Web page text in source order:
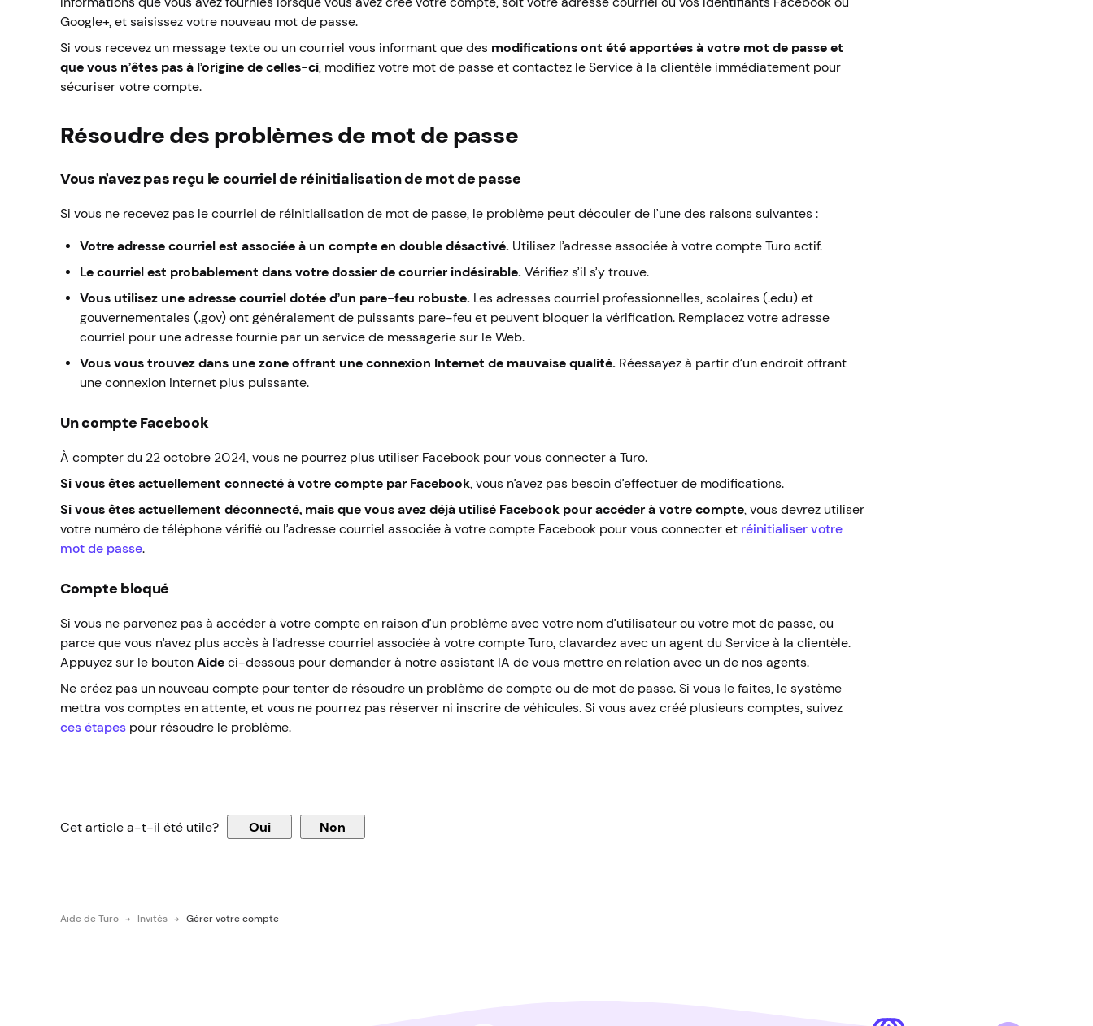
Google+, et saisissez votre nouveau mot de passe.
Si vous recevez un message texte ou un courriel vous informant que des modifications ont été apportées à votre mot de passe et
que vous n’êtes pas à l’origine de celles-ci, modifiez votre mot de passe et contactez le Service à la clientèle immédiatement pour
sécuriser votre compte.
Résoudre des problèmes de mot de passe
Vous n’avez pas reçu le courriel de réinitialisation de mot de passe
Si vous ne recevez pas le courriel de réinitialisation de mot de passe, le problème peut découler de l’une des raisons suivantes :
Votre adresse courriel est associée à un compte en double désactivé. Utilisez l’adresse associée à votre compte Turo actif.
Le courriel est probablement dans votre dossier de courrier indésirable. Vérifiez s’il s’y trouve.
Vous utilisez une adresse courriel dotée d’un pare-feu robuste. Les adresses courriel professionnelles, scolaires (.edu) et
gouvernementales (.gov) ont généralement de puissants pare-feu et peuvent bloquer la vérification. Remplacez votre adresse
courriel pour une adresse fournie par un service de messagerie sur le Web.
Vous vous trouvez dans une zone offrant une connexion Internet de mauvaise qualité. Réessayez à partir d’un endroit offrant
une connexion Internet plus puissante.
Un compte Facebook
À compter du 22 octobre 2024, vous ne pourrez plus utiliser Facebook pour vous connecter à Turo.
Si vous êtes actuellement connecté à votre compte par Facebook, vous n’avez pas besoin d’effectuer de modifications.
Si vous êtes actuellement déconnecté, mais que vous avez déjà utilisé Facebook pour accéder à votre compte, vous devrez utiliser
votre numéro de téléphone vérifié ou l’adresse courriel associée à votre compte Facebook pour vous connecter et réinitialiser votre
mot de passe.
Compte bloqué
Si vous ne parvenez pas à accéder à votre compte en raison d’un problème avec votre nom d’utilisateur ou votre mot de passe, ou
parce que vous n’avez plus accès à l’adresse courriel associée à votre compte Turo, clavardez avec un agent du Service à la clientèle.
Appuyez sur le bouton Aide ci-dessous pour demander à notre assistant IA de vous mettre en relation avec un de nos agents.
Ne créez pas un nouveau compte pour tenter de résoudre un problème de compte ou de mot de passe. Si vous le faites, le système
mettra vos comptes en attente, et vous ne pourrez pas réserver ni inscrire de véhicules. Si vous avez créé plusieurs comptes, suivez
ces étapes pour résoudre le problème.
Cet article a-t-il été utile? Oui Non
Aide de Turo Invités Gérer votre compte